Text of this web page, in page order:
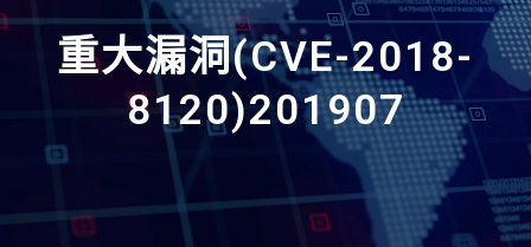
重大漏洞(CVE-2018-
8120)201907